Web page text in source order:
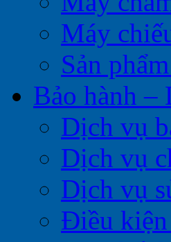
Máy
Sản
Bảo hành –
Dịch vụ
Dịch vụ
Dịch vụ
Điều kiện